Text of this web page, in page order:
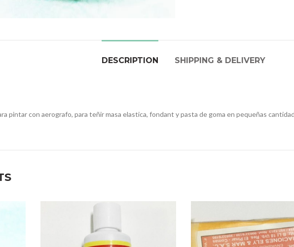
DESCRIPTION SHIPPING & DELIVERY
pintar con aerografo, para teñir masa elastica, fondant y pasta de goma en pequeñas